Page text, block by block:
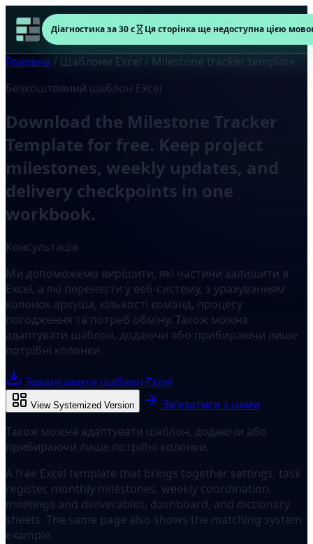
Діагностика за 30 с Ця сторінка ще недоступна цією
Головна / Шаблони Excel / Milestone tracker template
Безкоштовний шаблон Excel
Download the Milestone Tracker
Template for free. Keep project
milestones, weekly updates, and
delivery checkpoints in one
workbook.
Консультація
Ми допоможемо вирішити, які частини залишити в
Excel, а які перенести у веб-систему, з урахуванням
колонок аркуша, кількості команд, процесу
погодження та потреб обміну. Також можна
адаптувати шаблон, додаючи або прибираючи лише
потрібні колонки.
Завантажити шаблон Excel
View Systemized Version
Зв'язатися з нами
Також можна адаптувати шаблон, додаючи або
прибираючи лише потрібні колонки.
A free Excel template that brings together settings, task
register, monthly milestones, weekly coordination,
meetings and deliverables, dashboard, and dictionary
sheets. The same page also shows the matching system
example.